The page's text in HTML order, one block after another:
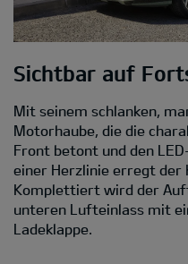
Sichtbar auf
Mit seinem schlanken,
Motorhaube, die die
Front betont und den
einer Herzlinie erregt der
Komplettiert wird der
unteren Lufteinlass mit
Ladeklappe.